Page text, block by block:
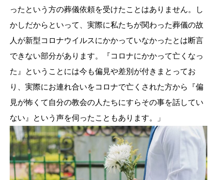
ったという方の葬儀依頼を受けたことはありません。し
かしだからといって、実際に私たちが関わった葬儀の故
人が新型コロナウイルスにかかっていなかったとは断言
できない部分があります。『コロナにかかって亡くなっ
た』ということには今も偏見や差別が付きまとってお
り、実際にお連れ合いをコロナで亡くされた方から『偏
見が怖くて自分の教会の人たちにすらその事を話してい
ない』という声を伺ったこともあります。」